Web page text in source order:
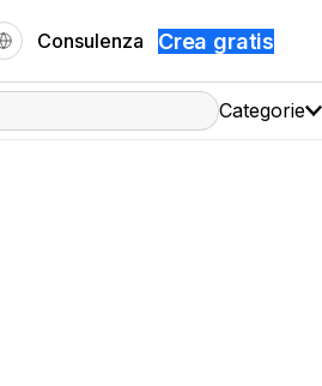
Scegli la lingua
Consulenza Crea gratis
Categorie